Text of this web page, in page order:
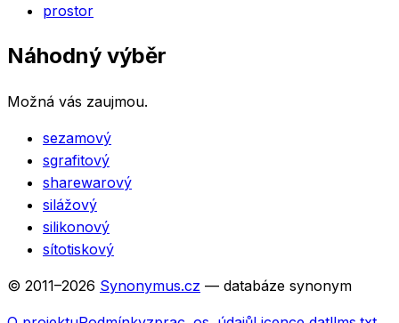
prostor
Náhodný výběr
Možná vás zaujmou.
sezamový
sgrafitový
sharewarový
silážový
silikonový
sítotiskový
© 2011–2026 Synonymus.cz — databáze synonym